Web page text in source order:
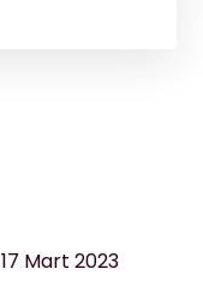
17 Mart 2023